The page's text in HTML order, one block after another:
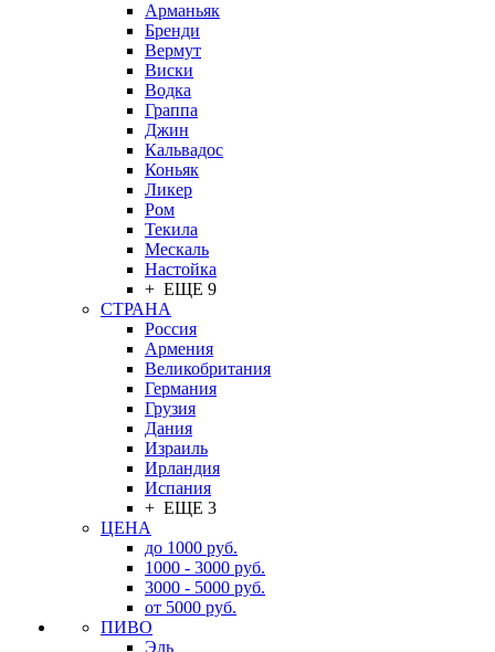
Арманьяк
Бренди
Вермут
Виски
Водка
Граппа
Джин
Кальвадос
Коньяк
Ликер
Ром
Текила
Мескаль
Настойка
+ ЕЩЕ 9
СТРАНА
Россия
Армения
Великобритания
Германия
Грузия
Дания
Израиль
Ирландия
Испания
+ ЕЩЕ 3
ЦЕНА
до 1000 руб.
1000 - 3000 руб.
3000 - 5000 руб.
от 5000 руб.
ПИВО
Эль